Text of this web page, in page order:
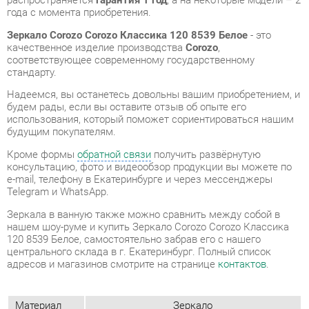
Надеемся, вы останетесь довольны вашим приобретением, и
использования, который поможет сориентироваться нашим
будущим покупателям.
Кроме формы
e-mail, телефону в Екатеринбурге и через мессенджеры
Telegram и WhatsApp.
Зеркала в ванную также можно сравнить между собой в
нашем шоу-руме и купить Зеркало Corozo Corozo Классика
120 8539 Белое, самостоятельно забрав его с нашего
центрального склада в г. Екатеринбург. Полный список
адресов и магазинов смотрите на страницеконтактов.
Материал
Зеркало
Цвет
Белый
Ширина, мм
1200
Глубина, мм
20